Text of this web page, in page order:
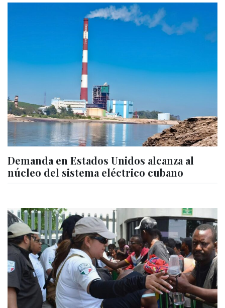
Demanda en Estados Unidos alcanza al
núcleo del sistema eléctrico cubano